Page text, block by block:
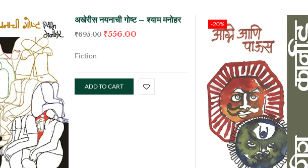
अखेरीस नयनाची गोष्ट – श्याम मनोहर
₹695.00 ₹556.00
Fiction
ADD TO CART
-20%